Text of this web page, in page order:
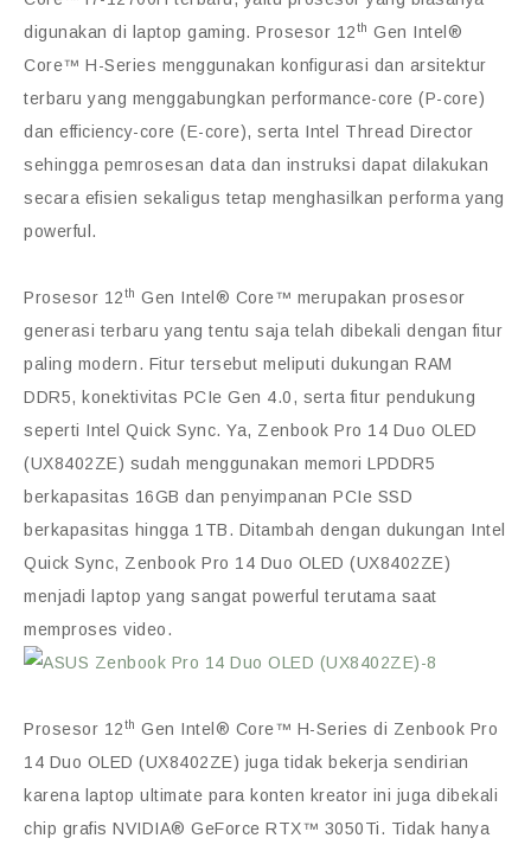
digunakan di laptop gaming. Prosesor 12th Gen Intel®
Core™ H-Series menggunakan konfigurasi dan arsitektur
terbaru yang menggabungkan performance-core (P-core)
dan efficiency-core (E-core), serta Intel Thread Director
sehingga pemrosesan data dan instruksi dapat dilakukan
secara efisien sekaligus tetap menghasilkan performa yang
powerful.
Prosesor 12th Gen Intel® Core™ merupakan prosesor
generasi terbaru yang tentu saja telah dibekali dengan fitur
paling modern. Fitur tersebut meliputi dukungan RAM
DDR5, konektivitas PCIe Gen 4.0, serta fitur pendukung
seperti Intel Quick Sync. Ya, Zenbook Pro 14 Duo OLED
(UX8402ZE) sudah menggunakan memori LPDDR5
berkapasitas 16GB dan penyimpanan PCIe SSD
berkapasitas hingga 1TB. Ditambah dengan dukungan Intel
Quick Sync, Zenbook Pro 14 Duo OLED (UX8402ZE)
menjadi laptop yang sangat powerful terutama saat
memproses video.
Prosesor 12th Gen Intel® Core™ H-Series di Zenbook Pro
14 Duo OLED (UX8402ZE) juga tidak bekerja sendirian
karena laptop ultimate para konten kreator ini juga dibekali
chip grafis NVIDIA® GeForce RTX™ 3050Ti. Tidak hanya